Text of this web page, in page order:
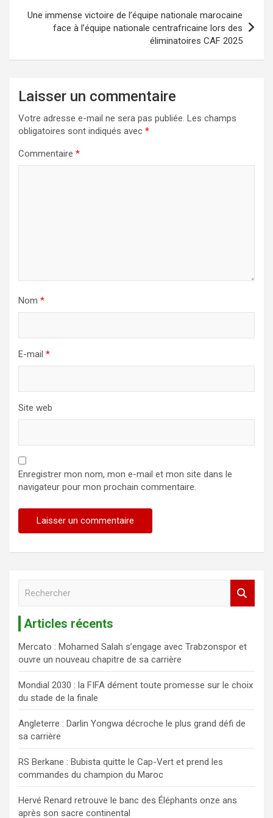
Une immense victoire de l’équipe nationale marocaine
face à l’équipe nationale centrafricaine lors des
éliminatoires CAF 2025
Laisser un commentaire
Votre adresse e-mail ne sera pas publiée. Les champs
obligatoires sont indiqués avec *
Commentaire *
Nom *
E-mail *
Site web
Enregistrer mon nom, mon e-mail et mon site dans le
navigateur pour mon prochain commentaire.
r
c
h
e
r
Articles récents
Mercato : Mohamed Salah s’engage avec Trabzonspor et
ouvre un nouveau chapitre de sa carrière
Mondial 2030 : la FIFA dément toute promesse sur le choix
du stade de la finale
Angleterre : Darlin Yongwa décroche le plus grand défi de
sa carrière
RS Berkane : Bubista quitte le Cap-Vert et prend les
commandes du champion du Maroc
Hervé Renard retrouve le banc des Éléphants onze ans
après son sacre continental